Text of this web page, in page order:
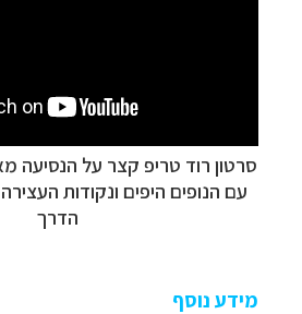
סרטון רוד טריפ קצר על הנסיעה
עם הנופים היפים ונקודות
הדרך
מידע נוסף